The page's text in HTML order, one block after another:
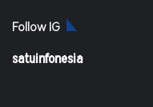
Follow IG
satuinfonesia